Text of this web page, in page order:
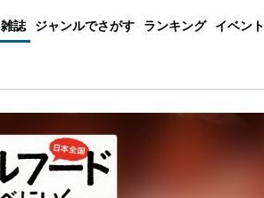
誌 ジャンルでさがす ランキング イベント